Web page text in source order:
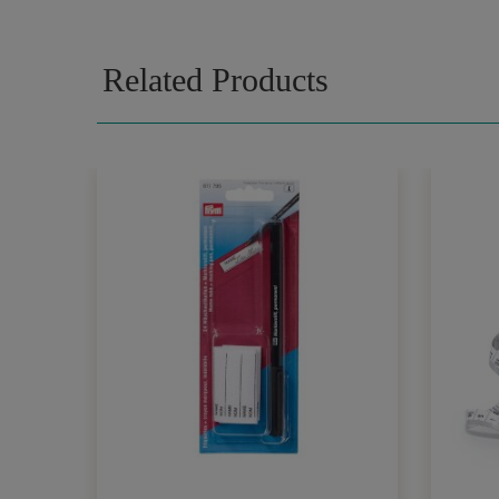
Related Products